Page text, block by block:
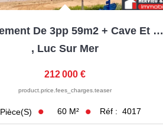
Appartement De 3pp 59m2 + Cave Et Stationnement Libre...
, Luc Sur Mer
212 000 €
product.price.fees_charges.teaser
Pièce(s) 60 M² Réf : 4017